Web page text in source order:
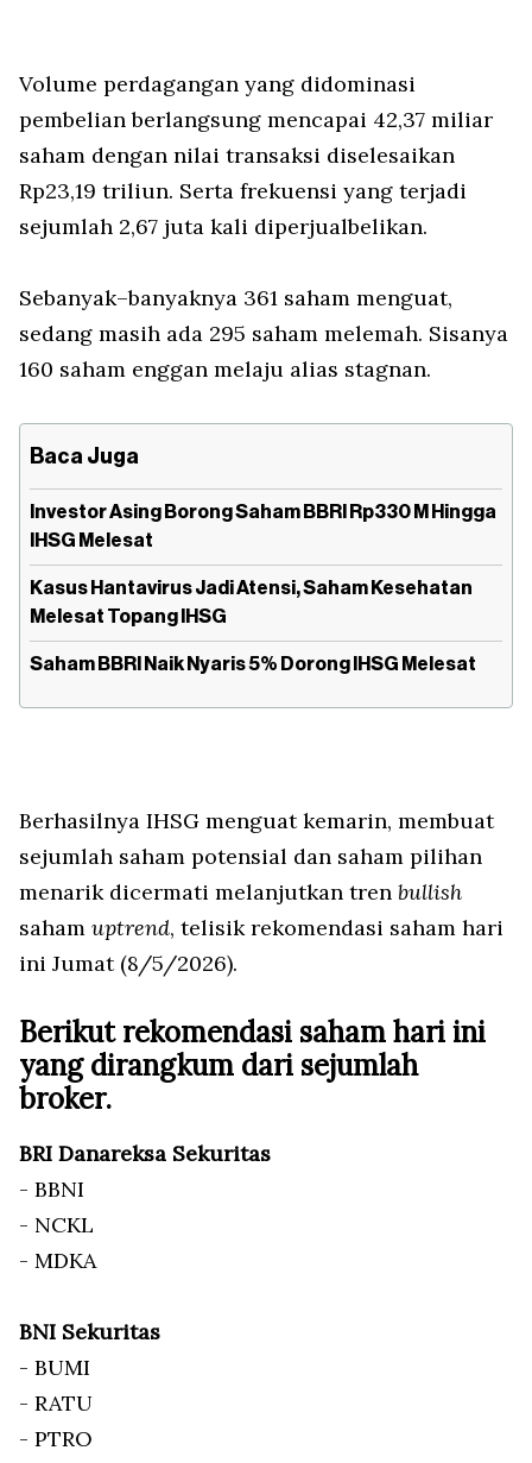
Volume perdagangan yang didominasi
pembelian berlangsung mencapai 42,37 miliar
saham dengan nilai transaksi diselesaikan
Rp23,19 triliun. Serta frekuensi yang terjadi
sejumlah 2,67 juta kali diperjualbelikan.
Sebanyak–banyaknya 361 saham menguat,
sedang masih ada 295 saham melemah. Sisanya
160 saham enggan melaju alias stagnan.
Baca Juga
Investor Asing Borong Saham BBRI Rp330 M Hingga
IHSG Melesat
Kasus Hantavirus Jadi Atensi, Saham Kesehatan
Melesat Topang IHSG
Saham BBRI Naik Nyaris 5% Dorong IHSG Melesat
Berhasilnya IHSG menguat kemarin, membuat
sejumlah saham potensial dan saham pilihan
menarik dicermati melanjutkan tren bullish
saham uptrend, telisik rekomendasi saham hari
ini Jumat (8/5/2026).
Berikut rekomendasi saham hari ini
yang dirangkum dari sejumlah
broker.
BRI Danareksa Sekuritas
- BBNI
- NCKL
- MDKA
BNI Sekuritas
- BUMI
- RATU
- PTRO